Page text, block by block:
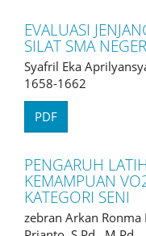
EVALUASI
SILAT SMA
Syafril Eka
1658-1662
PDF
PENGARUH
KEMAMPUAN
KATEGORI SENI
zebran Arkan Ronma